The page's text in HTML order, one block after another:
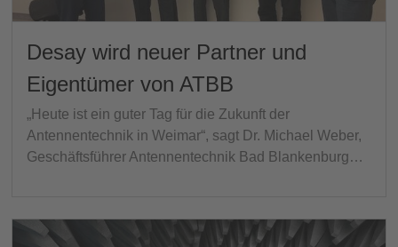
Desay wird neuer Partner und
Eigentümer von ATBB
„Heute ist ein guter Tag für die Zukunft der
Antennentechnik in Weimar“, sagt Dr. Michael Weber,
Geschäftsführer Antennentechnik Bad Blankenburg…